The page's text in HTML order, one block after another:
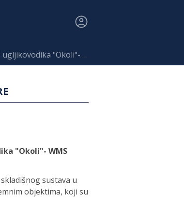
"Okoli"- WMS INSPIRE
"Okoli"- WMS
sustava u
objektima, koji su